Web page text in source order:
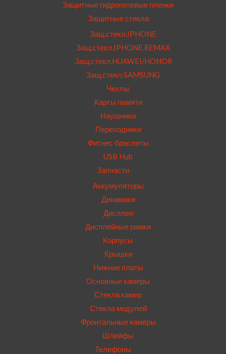
Защитные гидрогелевые пленки
Защитные стекла
Защ.стекл.IPHONE
Защ.стекл.IPHONE.REMAX
Защ.стекл.HUAWEI/HONOR
Защ.стекл.SAMSUNG
Чехлы
Карты памяти
Наушники
Переходники
Фитнес браслеты
USB Hub
Запчасти
Аккумуляторы
Динамики
Дисплеи
Дисплейные рамки
Корпусы
Крышки
Нижние платы
Основные камеры
Стекла камер
Стекла модулей
Фронтальные камеры
Шлейфы
Телефоны